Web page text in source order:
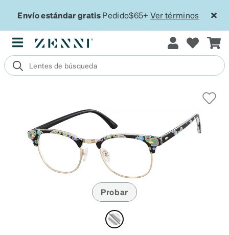
Envío estándar gratisPedido$65+ Ver términos
Probar